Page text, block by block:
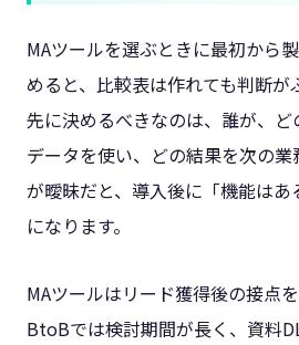
MAツールを選ぶときに最初から
めると、比較表は作れても判断が
先に決めるべきなのは、誰が、
データを使い、どの結果を次の業
が曖昧だと、導入後に「機能は
になります。
MAツールはリード獲得後の接点
BtoBでは検討期間が長く、資料